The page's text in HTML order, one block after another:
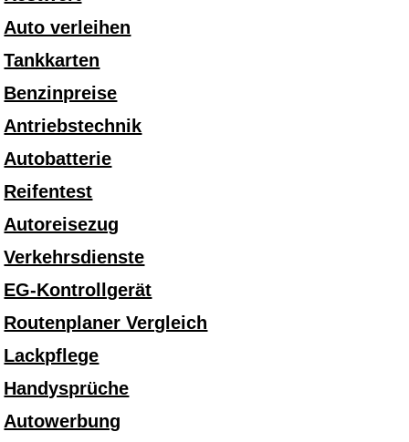
Auto verleihen
Tankkarten
Benzinpreise
Antriebstechnik
Autobatterie
Reifentest
Autoreisezug
Verkehrsdienste
EG-Kontrollgerät
Routenplaner Vergleich
Lackpflege
Handysprüche
Autowerbung